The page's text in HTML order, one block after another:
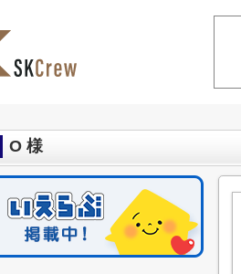
中野区の不動産｜SKCrew(エスケークルー) >
O 様